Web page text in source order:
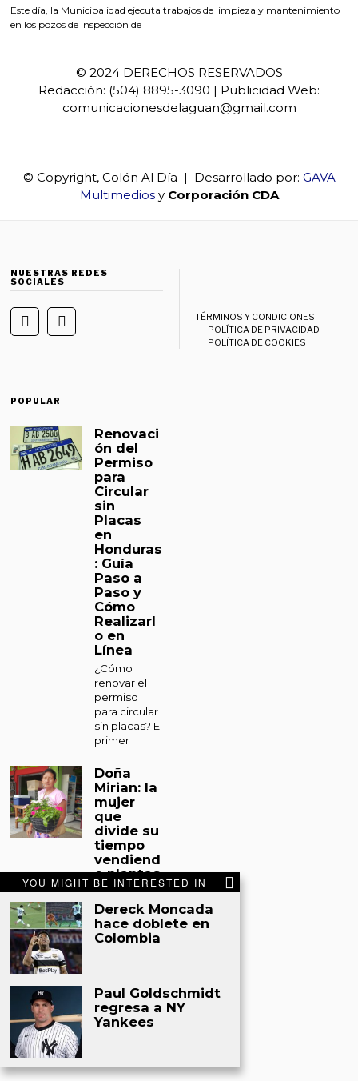
YOU MIGHT BE INTERESTED IN
Dereck Moncada
hace doblete en
Colombia
Paul Goldschmidt
regresa a NY
Yankees
Este día, la Municipalidad ejecuta trabajos de limpieza y mantenimiento
en los pozos de inspección de
© 2024 DERECHOS RESERVADOS
Redacción: (504) 8895-3090 | Publicidad Web:
comunicacionesdelaguan@gmail.com
© Copyright, Colón Al Día | Desarrollado por: GAVA
Multimediosy Corporación CDA
NUESTRAS REDES
SOCIALES
TÉRMINOS Y CONDICIONES
POLÍTICA DE PRIVACIDAD
POLÍTICA DE COOKIES
POPULAR
Renovaci
ón del
Permiso
para
Circular
sin
Placas
en
Honduras
: Guía
Paso a
Paso y
Cómo
Realizarl
o en
Línea
¿Cómo
renovar el
permiso
para circular
sin placas? El
primer
Doña
Mirian: la
mujer
que
divide su
tiempo
vendiend
o plantas
y
sacando
miel de
abejas
en Tocoa
improvisado
en el
mercado